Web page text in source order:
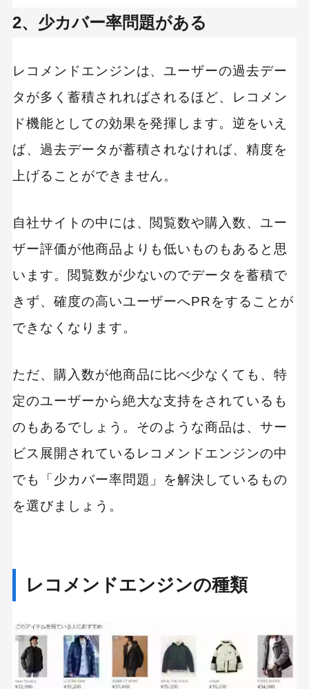
2、少カバー率問題がある
レコメンドエンジンは、ユーザーの過去デー
タが多く蓄積されればされるほど、レコメン
ド機能としての効果を発揮します。逆をいえ
ば、過去データが蓄積されなければ、精度を
上げることができません。
自社サイトの中には、閲覧数や購入数、ユー
ザー評価が他商品よりも低いものもあると思
います。閲覧数が少ないのでデータを蓄積で
きず、確度の高いユーザーへPRをすることが
できなくなります。
ただ、購入数が他商品に比べ少なくても、特
定のユーザーから絶大な支持をされているも
のもあるでしょう。そのような商品は、サー
ビス展開されているレコメンドエンジンの中
でも「少カバー率問題」を解決しているもの
を選びましょう。
レコメンドエンジンの種類